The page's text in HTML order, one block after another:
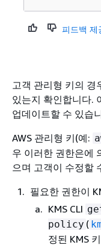
피드백 제
고객 관리형 키의 경
있는지 확인합니다.
업데이트할 수 있습
AWS 관리형 키(예:
우 이러한 권한은에
으며 고객이 수정할
필요한 권한이
KMS CLI
policy (
정된 KMS